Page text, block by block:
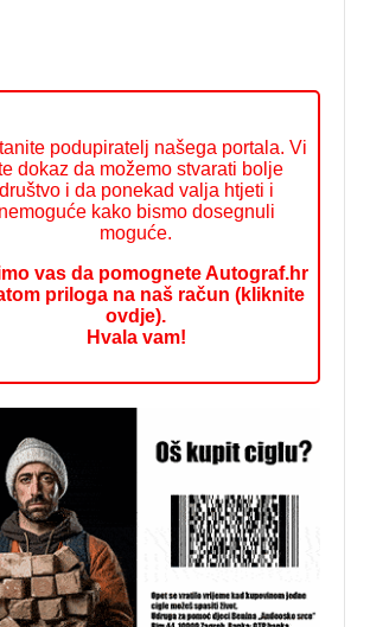
podupiratelj našega portala. Vi
dokaz da možemo stvarati bolje
društvo i da ponekad valja htjeti i
nemoguće kako bismo dosegnuli
moguće.
vas da pomognete Autograf.hr
priloga na naš račun (kliknite
ovdje).
Hvala vam!